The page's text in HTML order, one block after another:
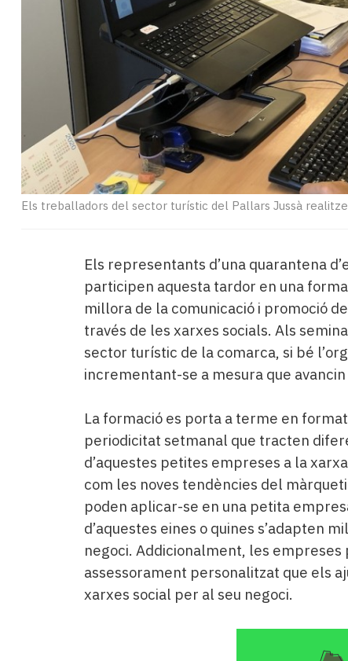
llegit...
Editorial
Els treballadors del sector turístic del Pallars Jussà
Els representants d’una quarantena
participen aquesta tardor en una
millora de la comunicació i promoció
través de les xarxes socials. Als
sector turístic de la comarca, si bé
incrementant-se a mesura que avancin
La formació es porta a terme en
periodicitat setmanal que tracten
d’aquestes petites empreses a la
com les noves tendències del
poden aplicar-se en una petita
d’aquestes eines o quines s’adapten
negoci. Addicionalment, les
assessorament personalitzat que els
xarxes social per al seu negoci.